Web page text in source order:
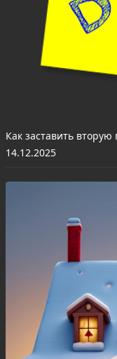
Как заставить
14.12.2025